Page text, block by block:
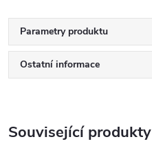
Parametry produktu
Ostatní informace
Související produkty